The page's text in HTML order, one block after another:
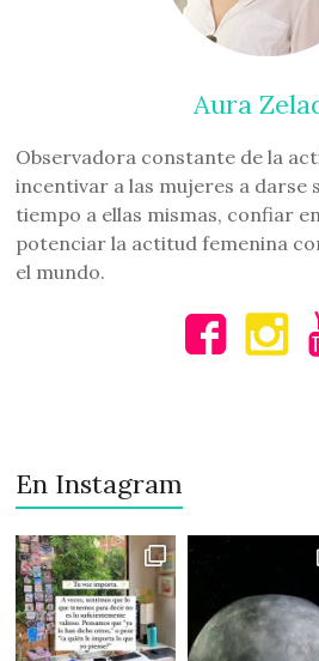
Aura
Observadora constante de la
incentivar a las mujeres a darse
tiempo a ellas mismas, confiar
potenciar la actitud femenina
el mundo.
En Instagram